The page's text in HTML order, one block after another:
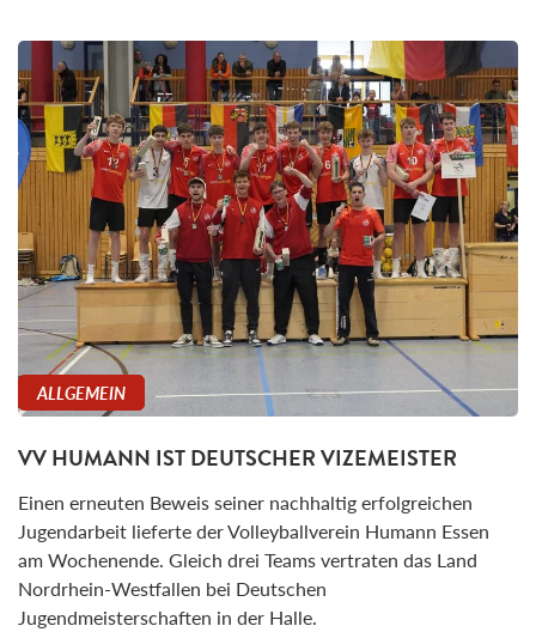
ALLGEMEIN
VV HUMANN IST DEUTSCHER VIZEMEISTER
Einen erneuten Beweis seiner nachhaltig erfolgreichen
Jugendarbeit lieferte der Volleyballverein Humann Essen
am Wochenende. Gleich drei Teams vertraten das Land
Nordrhein-Westfallen bei Deutschen
Jugendmeisterschaften in der Halle.